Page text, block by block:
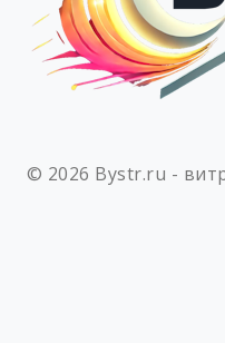
© 2026 Bystr.ru -